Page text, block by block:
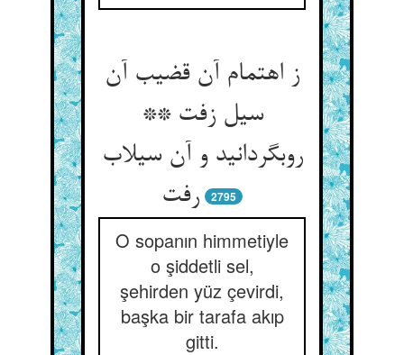
ز اهتمام آن قضیب آن
سیل زفت **
روبگردانید و آن سیلاب
رفت
2795
O sopanın himmetiyle
o şiddetli sel,
şehirden yüz çevirdi,
başka bir tarafa akıp
gitti.